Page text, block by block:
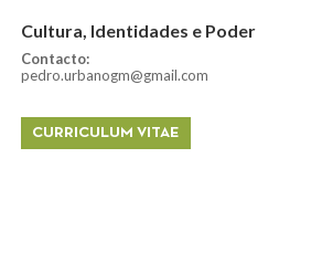
Cultura, Identidades e Poder
Contacto:
pedro.urbanogm@gmail.com
CURRICULUM VITAE